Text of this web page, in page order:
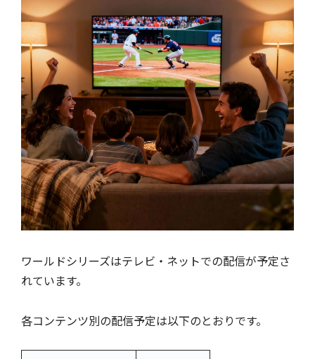
ワールドシリーズはテレビ・ネットでの配信が予定さ
れています。
各コンテンツ別の配信予定は以下のとおりです。